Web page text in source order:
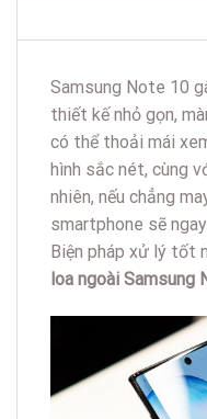
Samsung Note 10
thiết kế nhỏ gọn,
có thể thoải mái
hình sắc nét, cùng
nhiên, nếu chẳng
smartphone sẽ
Biện pháp xử lý tốt
loa ngoài Samsung